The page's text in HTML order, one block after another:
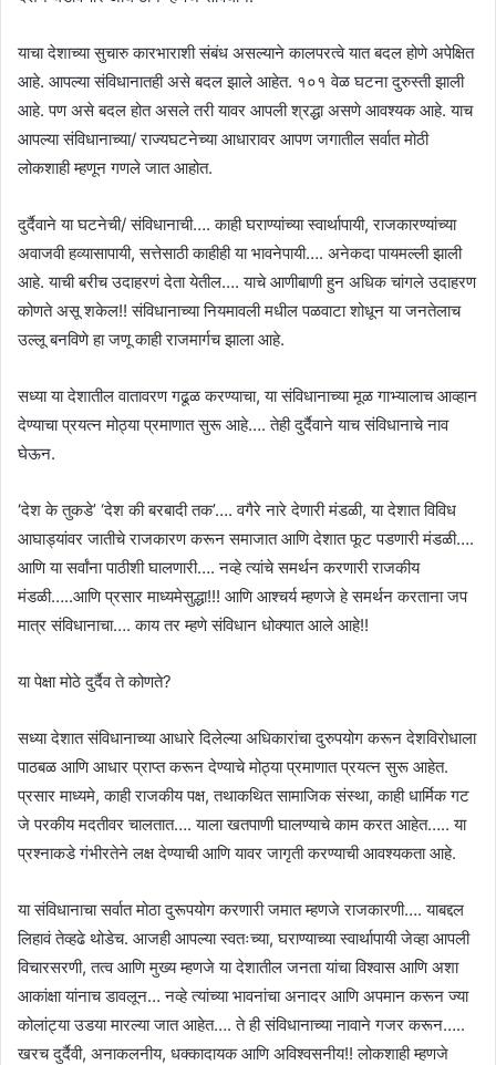
याचा देशाच्या सुचारु कारभाराशी संबंध असल्याने कालपरत्वे यात बदल होणे अपेक्षित
आहे. आपल्या संविधानातही असे बदल झाले आहेत. १०१ वेळ घटना दुरुस्ती झाली
आहे. पण असे बदल होत असले तरी यावर आपली श्रद्धा असणे आवश्यक आहे. याच
आपल्या संविधानाच्या/ राज्यघटनेच्या आधारावर आपण जगातील सर्वात मोठी
लोकशाही म्हणून गणले जात आहोत.
दुर्दैवाने या घटनेची/ संविधानाची…. काही घराण्यांच्या स्वार्थापायी, राजकारण्यांच्या
अवाजवी हव्यासापायी, सत्तेसाठी काहीही या भावनेपायी…. अनेकदा पायमल्ली झाली
आहे. याची बरीच उदाहरणं देता येतील…. याचे आणीबाणी हुन अधिक चांगले उदाहरण
कोणते असू शकेल!! संविधानाच्या नियमावली मधील पळवाटा शोधून या जनतेलाच
उल्लू बनविणे हा जणू काही राजमार्गच झाला आहे.
सध्या या देशातील वातावरण गढूळ करण्याचा, या संविधानाच्या मूळ गाभ्यालाच आव्हान
देण्याचा प्रयत्न मोठ्या प्रमाणात सुरू आहे…. तेही दुर्दैवाने याच संविधानाचे नाव
घेऊन.
‘देश के तुकडे’ ‘देश की बरबादी तक’…. वगैरे नारे देणारी मंडळी, या देशात विविध
आघाड्यांवर जातीचे राजकारण करून समाजात आणि देशात फूट पडणारी मंडळी….
आणि या सर्वांना पाठीशी घालणारी…. नव्हे त्यांचे समर्थन करणारी राजकीय
मंडळी…..आणि प्रसार माध्यमेसुद्धा!!! आणि आश्चर्य म्हणजे हे समर्थन करताना जप
मात्र संविधानाचा…. काय तर म्हणे संविधान धोक्यात आले आहे!!
या पेक्षा मोठे दुर्दैव ते कोणते?
सध्या देशात संविधानाच्या आधारे दिलेल्या अधिकारांचा दुरुपयोग करून देशविरोधाला
पाठबळ आणि आधार प्राप्त करून देण्याचे मोठ्या प्रमाणात प्रयत्न सुरू आहेत.
प्रसार माध्यमे, काही राजकीय पक्ष, तथाकथित सामाजिक संस्था, काही धार्मिक गट
जे परकीय मदतीवर चालतात…. याला खतपाणी घालण्याचे काम करत आहेत….. या
प्रश्नाकडे गंभीरतेने लक्ष देण्याची आणि यावर जागृती करण्याची आवश्यकता आहे.
या संविधानाचा सर्वात मोठा दुरूपयोग करणारी जमात म्हणजे राजकारणी…. याबद्दल
लिहावं तेव्हढे थोडेच. आजही आपल्या स्वतःच्या, घराण्याच्या स्वार्थापायी जेव्हा आपली
विचारसरणी, तत्व आणि मुख्य म्हणजे या देशातील जनता यांचा विश्वास आणि अशा
आकांक्षा यांनाच डावलून… नव्हे त्यांच्या भावनांचा अनादर आणि अपमान करून ज्या
कोलांट्या उडया मारल्या जात आहेत…. ते ही संविधानाच्या नावाने गजर करून…..
खरच दुर्दैवी, अनाकलनीय, धक्कादायक आणि अविश्वसनीय!! लोकशाही म्हणजे